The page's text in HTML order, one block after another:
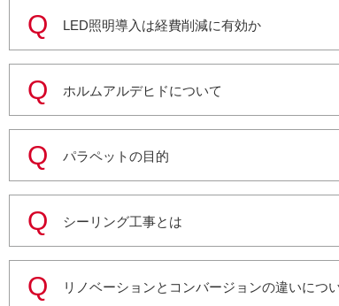
LED照明導入は経費削減に有効か
ホルムアルデヒドについて
パラペットの目的
シーリング工事とは
リノベーションとコンバージョンの違いにつ